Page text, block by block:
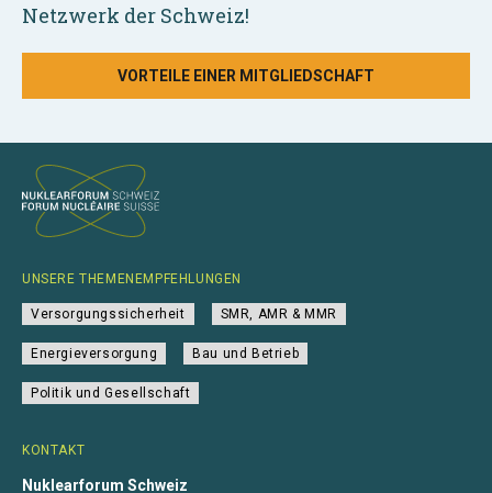
Netzwerk der Schweiz!
VORTEILE EINER MITGLIEDSCHAFT
KONTAKT
Nuklearforum Schweiz
UNSERE THEMENEMPFEHLUNGEN
Versorgungssicherheit SMR, AMR & MMR
Energieversorgung Bau und Betrieb
Politik und Gesellschaft